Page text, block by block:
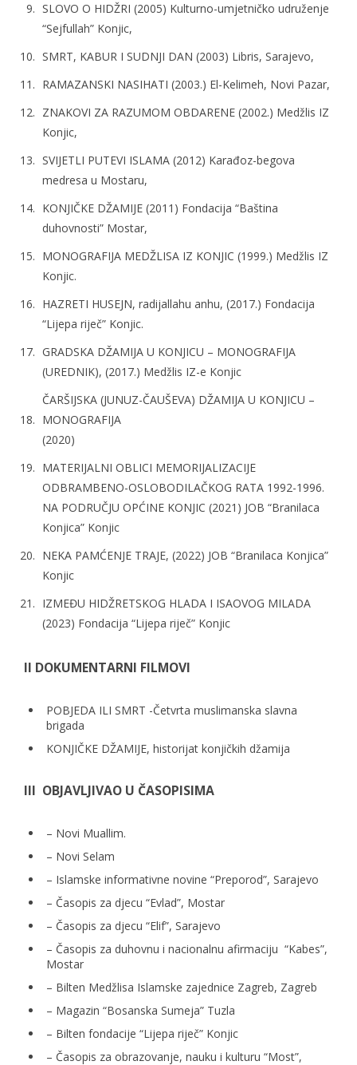
SLOVO O HIDŽRI (2005) Kulturno-umjetničko udruženje
“Sejfullah” Konjic,
SMRT, KABUR I SUDNJI DAN (2003) Libris, Sarajevo,
RAMAZANSKI NASIHATI (2003.) El-Kelimeh, Novi Pazar,
ZNAKOVI ZA RAZUMOM OBDARENE(2002.) Medžlis IZ
Konjic,
SVIJETLI PUTEVI ISLAMA(2012) Karađoz-begova
medresa u Mostaru,
KONJIČKE DŽAMIJE(2011) Fondacija “Baština
duhovnosti” Mostar,
MONOGRAFIJA MEDŽLISA IZ KONJIC (1999.) Medžlis IZ
Konjic.
HAZRETI HUSEJN, radijallahu anhu, (2017.) Fondacija
“Lijepa riječ” Konjic.
GRADSKA DŽAMIJA U KONJICU – MONOGRAFIJA
(UREDNIK), (2017.) Medžlis IZ-e Konjic
ČARŠIJSKA (JUNUZ-ČAUŠEVA) DŽAMIJA U KONJICU –
MONOGRAFIJA
(2020)
MATERIJALNI OBLICI MEMORIJALIZACIJE
ODBRAMBENO-OSLOBODILAČKOG RATA 1992-1996.
NA PODRUČJU OPĆINE KONJIC (2021) JOB “Branilaca
Konjica” Konjic
NEKA PAMĆENJE TRAJE, (2022) JOB “Branilaca Konjica”
Konjic
IZMEĐU HIDŽRETSKOG HLADA I ISAOVOG MILADA
(2023) Fondacija “Lijepa riječ” Konjic
II DOKUMENTARNI FILMOVI
POBJEDA ILI SMRT -Četvrta muslimanska slavna
brigada
KONJIČKE DŽAMIJE, historijat konjičkih džamija
III OBJAVLJIVAO U ČASOPISIMA
– Novi Muallim.
– Novi Selam
– Islamske informativne novine “Preporod”, Sarajevo
– Časopis za djecu “Evlad”, Mostar
– Časopis za djecu “Elif”, Sarajevo
– Časopis za duhovnu i nacionalnu afirmaciju “Kabes”,
Mostar
– Bilten Medžlisa Islamske zajednice Zagreb, Zagreb
– Magazin “Bosanska Sumeja” Tuzla
– Bilten fondacije “Lijepa riječ” Konjic
– Časopis za obrazovanje, nauku i kulturu “Most”,